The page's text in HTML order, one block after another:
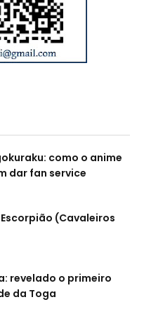
como o anime
dar fan service
(Cavaleiros
revelado o primeiro
da Toga